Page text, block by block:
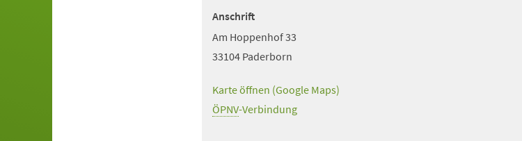
Anschrift
Am Hoppenhof 33
33104 Paderborn
Karte öffnen (Google Maps)
(Öffnet
in
ÖPNV-Verbindung
(Öffnet